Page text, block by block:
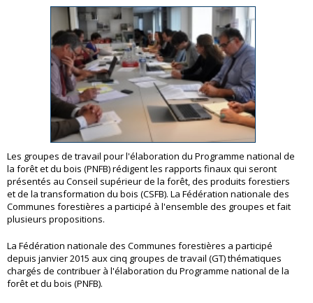
Les groupes de travail pour l'élaboration du Programme national de
la forêt et du bois (PNFB) rédigent les rapports finaux qui seront
présentés au Conseil supérieur de la forêt, des produits forestiers
et de la transformation du bois (CSFB). La Fédération nationale des
Communes forestières a participé à l'ensemble des groupes et fait
plusieurs propositions.
La Fédération nationale des Communes forestières a participé
depuis janvier 2015 aux cinq groupes de travail (GT) thématiques
chargés de contribuer à l'élaboration du Programme national de la
forêt et du bois (PNFB).